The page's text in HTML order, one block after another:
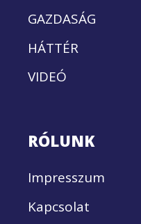
GAZDASÁG
HÁTTÉR
VIDEÓ
RÓLUNK
Impresszum
Kapcsolat